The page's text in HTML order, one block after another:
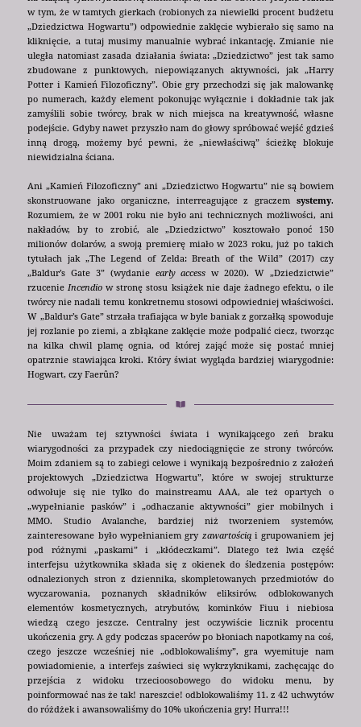
w tym, że w tamtych gierkach (robionych za niewielki procent budżetu
„Dziedzictwa Hogwartu”) odpowiednie zaklęcie wybierało się samo na
kliknięcie, a tutaj musimy manualnie wybrać inkantację. Zmianie nie
uległa natomiast zasada działania świata: „Dziedzictwo” jest tak samo
zbudowane z punktowych, niepowiązanych aktywności, jak „Harry
Potter i Kamień Filozoficzny”. Obie gry przechodzi się jak malowankę
po numerach, każdy element pokonując wyłącznie i dokładnie tak jak
zamyślili sobie twórcy, brak w nich miejsca na kreatywność, własne
podejście. Gdyby nawet przyszło nam do głowy spróbować wejść gdzieś
inną drogą, możemy być pewni, że „niewłaściwą” ścieżkę blokuje
niewidzialna ściana.
Ani „Kamień Filozoficzny” ani „Dziedzictwo Hogwartu” nie są bowiem
skonstruowane jako organiczne, interreagujące z graczem systemy.
Rozumiem, że w 2001 roku nie było ani technicznych możliwości, ani
nakładów, by to zrobić, ale „Dziedzictwo” kosztowało ponoć 150
milionów dolarów, a swoją premierę miało w 2023 roku, już po takich
tytułach jak „The Legend of Zelda: Breath of the Wild” (2017) czy
„Baldur’s Gate 3” (wydanie early access w 2020). W „Dziedzictwie”
rzucenieIncendio w stronę stosu książek nie daje żadnego efektu, o ile
twórcy nie nadali temu konkretnemu stosowi odpowiedniej właściwości.
W „Baldur’s Gate” strzała trafiająca w byle baniak z gorzałką spowoduje
jej rozlanie po ziemi, a zbłąkane zaklęcie może podpalić ciecz, tworząc
na kilka chwil plamę ognia, od której zająć może się postać mniej
opatrznie stawiająca kroki. Który świat wygląda bardziej wiarygodnie:
Hogwart, czy Faerûn?
Nie uważam tej sztywności świata i wynikającego zeń braku
wiarygodności za przypadek czy niedociągnięcie ze strony twórców.
Moim zdaniem są to zabiegi celowe i wynikają bezpośrednio z założeń
projektowych „Dziedzictwa Hogwartu”, które w swojej strukturze
odwołuje się nie tylko do mainstreamu AAA, ale też opartych o
„wypełnianie pasków” i „odhaczanie aktywności” gier mobilnych i
MMO. Studio Avalanche, bardziej niż tworzeniem systemów,
zainteresowane było wypełnianiem gry zawartościąi grupowaniem jej
pod różnymi „paskami” i „kłódeczkami”. Dlatego też lwia część
interfejsu użytkownika składa się z okienek do śledzenia postępów:
odnalezionych stron z dziennika, skompletowanych przedmiotów do
wyczarowania, poznanych składników eliksirów, odblokowanych
elementów kosmetycznych, atrybutów, kominków Fiuu i niebiosa
wiedzą czego jeszcze. Centralny jest oczywiście licznik procentu
ukończenia gry. A gdy podczas spacerów po błoniach napotkamy na coś,
czego jeszcze wcześniej nie „odblokowaliśmy”, gra wyemituje nam
powiadomienie, a interfejs zaświeci się wykrzyknikami, zachęcając do
przejścia z widoku trzecioosobowego do widoku menu, by
poinformować nas że tak! nareszcie! odblokowaliśmy 11. z 42 uchwytów
do różdżek i awansowaliśmy do 10% ukończenia gry! Hurra!!!